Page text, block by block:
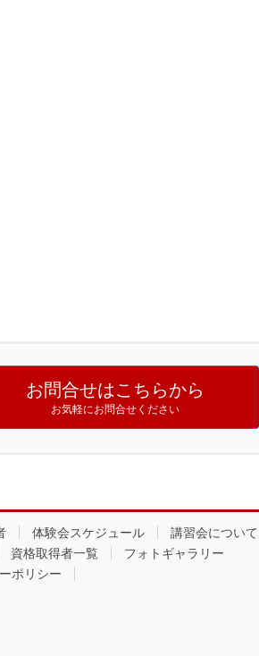
お問合せはこちらから
お気軽にお問合せください
体験会スケジュール
講習会について
資格取得者一覧
フォトギャラリー
ポリシー